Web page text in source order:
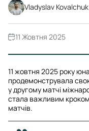
Vladyslav Kovalchuk
11 Жовтня 2025
11 жовтня 2025 року
продемонструвала
у другому матчі
стала важливим
матчів.